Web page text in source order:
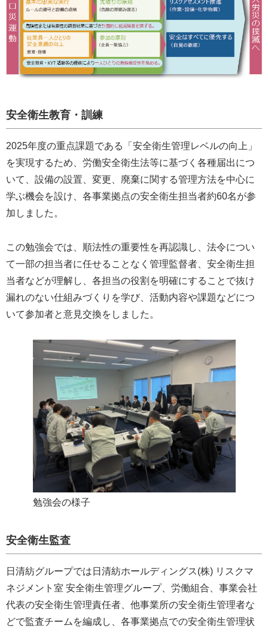
安全衛生教育・訓練
2025年度の重点課題である「安全衛生管理レベルの向上」
を実現するため、労働安全衛生法等に基づく各種届出につ
いて、設備の設置、変更、廃棄に関する管理方法を中心に
学ぶ機会を設け、各事業拠点の安全衛生担当者約60名が参
加しました。
この勉強会では、順法性の重要性を再認識し、法令につい
て一部の担当者に任せることなく管理監督者、安全衛生担
当者などが理解し、各担当の役割を明確にすることで抜け
漏れのない仕組みづくりを学び、活動内容や課題などにつ
いて参加者と意見交換をしました。
勉強会の様子
安全衛生監査
日清紡グループでは日清紡ホールディングス(株) リスクマ
ネジメント室 安全衛生管理グループ、労働組合、事業会社
代表の安全衛生管理責任者、他事業所の安全衛生管理者な
どで監査チームを編成し、各事業拠点での安全衛生管理状